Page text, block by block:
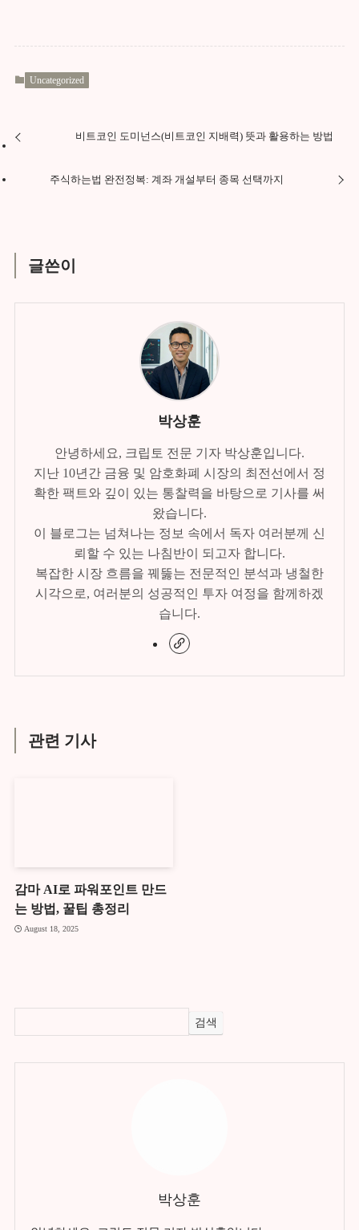
Uncategorized
비트코인 도미넌스(비트코인 지배력) 뜻과 활용하는 방법
주식하는법 완전정복: 계좌 개설부터 종목 선택까지
글쓴이
박상훈
안녕하세요, 크립토 전문 기자 박상훈입니다.
지난 10년간 금융 및 암호화폐 시장의 최전선에서 정
확한 팩트와 깊이 있는 통찰력을 바탕으로 기사를 써
왔습니다.
이 블로그는 넘쳐나는 정보 속에서 독자 여러분께 신
뢰할 수 있는 나침반이 되고자 합니다.
복잡한 시장 흐름을 꿰뚫는 전문적인 분석과 냉철한
시각으로, 여러분의 성공적인 투자 여정을 함께하겠
습니다.
관련 기사
감마 AI로 파워포인트 만드
는 방법, 꿀팁 총정리
August 18, 2025
검색
박상훈